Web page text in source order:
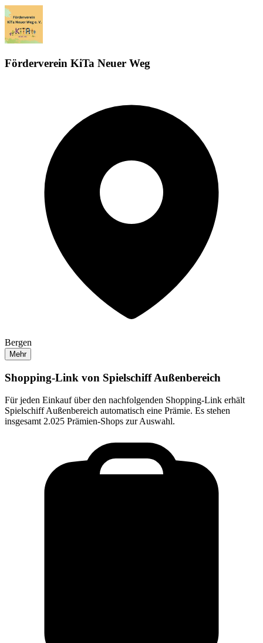
Förderverein KiTa Neuer Weg
Bergen
Mehr
Shopping-Link von Spielschiff Außenbereich
Für jeden Einkauf über den nachfolgenden Shopping-Link erhält
Spielschiff Außenbereich automatisch eine Prämie. Es stehen
insgesamt 2.025 Prämien-Shops zur Auswahl.